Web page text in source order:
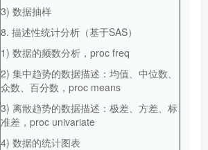
3) 数据抽样
8. 描述性统计分析（基于SAS）
1) 数据的频数分析，proc freq
2) 集中趋势的数据描述：均值、中位数、
众数、百分数，proc means
3) 离散趋势的数据描述：极差、方差、标
准差，proc univariate
4) 数据的统计图表